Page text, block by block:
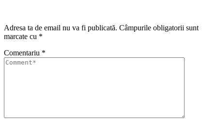
Adresa ta de email nu va fi publicată. Câmpurile obligatorii sunt
marcate cu *
Comentariu *